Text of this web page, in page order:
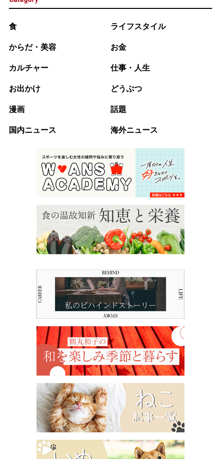
食 ライフスタイル
からだ・美容 お金
カルチャー 仕事・人生
お出かけ どうぶつ
漫画 話題
国内ニュース 海外ニュース